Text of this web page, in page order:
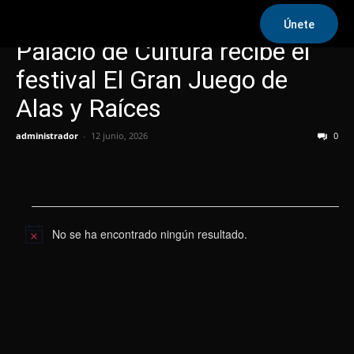
Únete
Palacio de Cultura recibe el
festival El Gran Juego de
Alas y Raíces
administrador - 12 junio, 2026 0
Eventos
Aviso No se ha encontrado ningún resultado.